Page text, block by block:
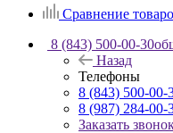
Сравнение
8 (843) 500-00-30
Назад
Телефоны
8 (843) 500-00-
8 (987) 284-00-
Заказать